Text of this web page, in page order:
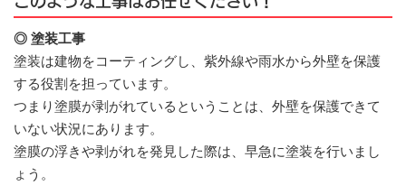
◎ 塗装工事
塗装は建物をコーティングし、紫外線や雨水から外壁を保護
する役割を担っています。
つまり塗膜が剥がれているということは、外壁を保護できて
いない状況にあります。
塗膜の浮きや剥がれを発見した際は、早急に塗装を行いまし
ょう。